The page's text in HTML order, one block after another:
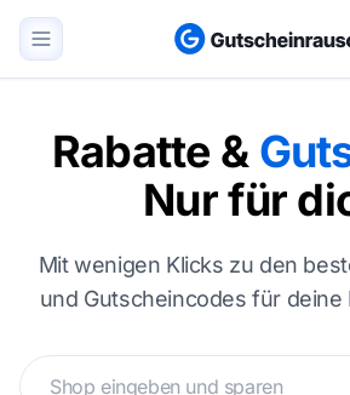
Rabatte &
Nur für
Mit wenigen Klicks zu den
und Gutscheincodes für deine